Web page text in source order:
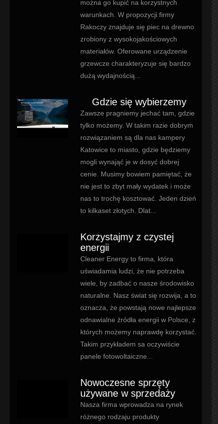
można go kupić na korzystnych
warunkach. W propozycji firmy
Rakoczy znajduje się piec na drewno
zrobiony z wysokojakościowych
materiałów. Oferowane urządzenie
grzewcze charakteryzuje się bardzo
dużą wydajnością...
Gdzie się wybierzemy
Zawsze pragniemy jechać tam, gdzie
tylko możemy. W takim razie dobrym
rozwiązaniem są dla nas kampery
Katowice to miasto, gdzie będziemy
mogli wynająć je w dosyć dobrej
cenie. Musimy bowiem pamiętać, że
nie jest to zbyt mały wydatek i może
nas to trochę kosztować. Jeden dzień
to kilkaset złotych. Dlat...
Korzystajmy z czystej
energii
Cleaner Energy to firma, która
uświadamia ludzi, że nie potrzeba
wiele, by zadbać o nasze środowisko
naturalne. Nasz świat się rozwija, a to
oznacza, że powstają nowe najlepsze
odnawialne źródła energii w Polsce, z
których możemy naprawdę korzystać.
Takim przykładem sa oczywiście
panele fotowoltaiczne...
Nowoczesne sprzęty
używane w sprzedaży
Nasza firma wprowadza na rynek
różnego rodzaju produkty